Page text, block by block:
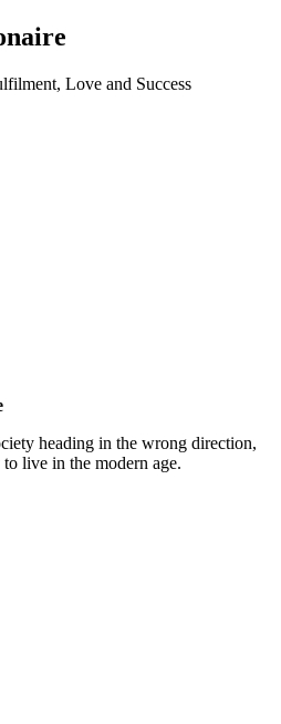
Love and Success
heading in the wrong direction,
live in the modern age.